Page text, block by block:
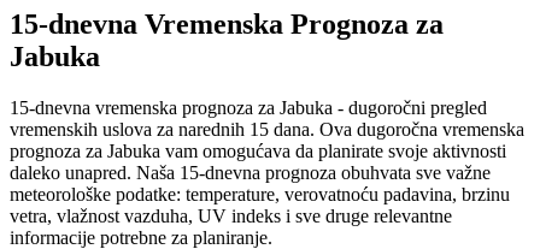
15-dnevna Vremenska Prognoza za
Jabuka
15-dnevna vremenska prognoza za Jabuka - dugoročni pregled
vremenskih uslova za narednih 15 dana. Ova dugoročna vremenska
prognoza za Jabuka vam omogućava da planirate svoje aktivnosti
daleko unapred. Naša 15-dnevna prognoza obuhvata sve važne
meteorološke podatke: temperature, verovatnoću padavina, brzinu
vetra, vlažnost vazduha, UV indeks i sve druge relevantne
informacije potrebne za planiranje.